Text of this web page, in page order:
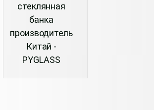
стеклянная
банка
производитель
Китай -
PYGLASS